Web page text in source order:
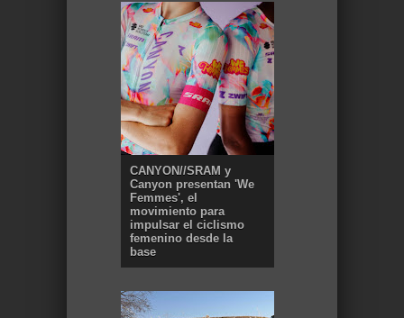
CANYON//SRAM y
Canyon presentan 'We
Femmes', el
movimiento para
impulsar el ciclismo
femenino desde la
base